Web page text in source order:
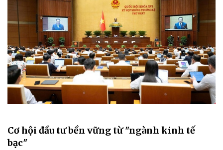
Cơ hội đầu tư bền vững từ "ngành kinh tế
bạc"